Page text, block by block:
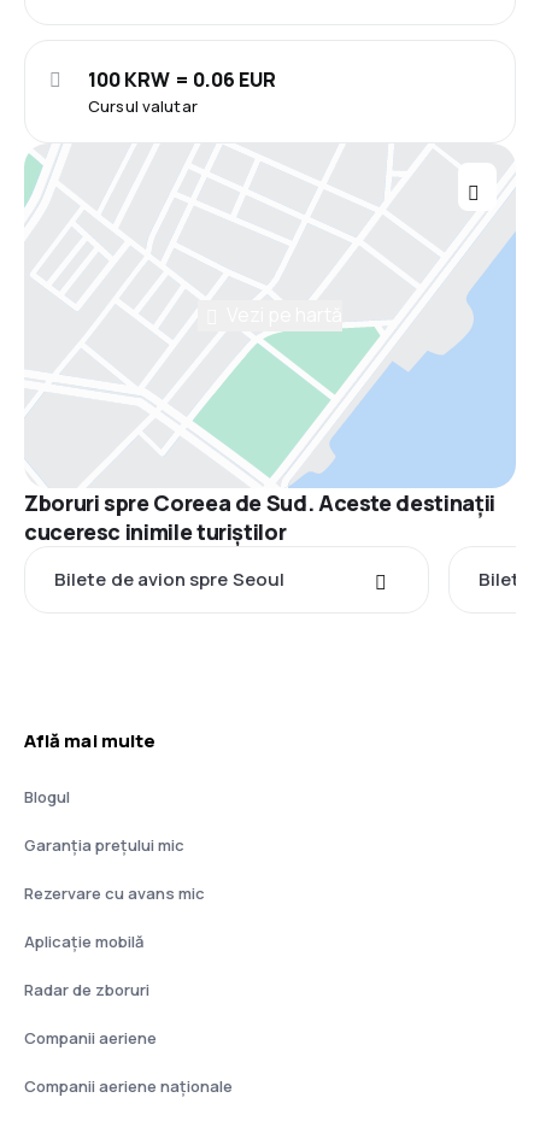
Cursul valutar
100 KRW = 0.06 EUR
Zboruri spre Coreea de Sud. Aceste destinații
cuceresc inimile turiștilor
Bilete de avion spre Seoul Bilete
Află mai multe
Blogul
Garanția prețului mic
Rezervare cu avans mic
Aplicație mobilă
Radar de zboruri
Companii aeriene
Companii aeriene naţionale